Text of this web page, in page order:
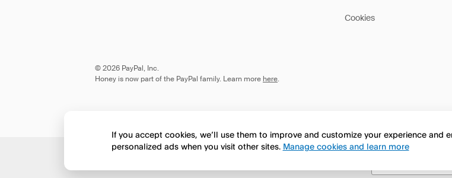
Cookies
© 2026 PayPal, Inc.
Honey is now part of the PayPal family. Learn more here.
If you accept cookies, we’ll use them to improve and customize your experience and
personalized ads when you visit other sites. Manage cookies and learn more